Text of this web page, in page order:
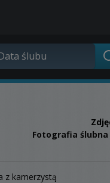
Fotografia ślubna
z kamerzystą